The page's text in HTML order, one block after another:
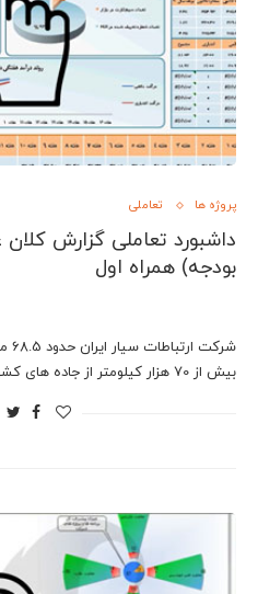
پروژه ها تعاملی
داشبورد تعاملی گزارش
بودجه) همراه اول
بیش از 70 هزار کیلومتر از جاده های کشور…